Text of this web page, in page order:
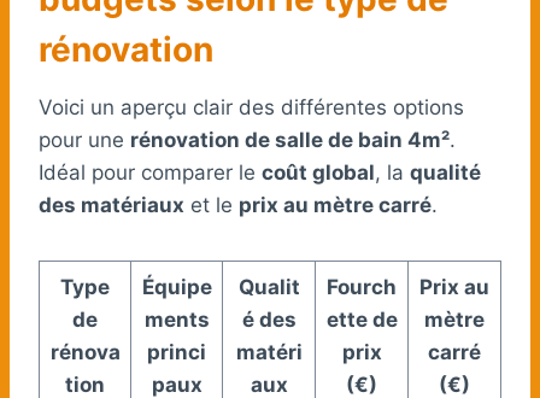
rénovation
Voici un aperçu clair des différentes options
pour une rénovation de salle de bain 4m².
Idéal pour comparer le coût global, la qualité
des matériaux et le prix au mètre carré.
Type
de
rénova
tion
Équipe
ments
princi
paux
Qualit
é des
matéri
aux
Fourch
ette de
prix
(€)
Prix au
mètre
carré
(€)